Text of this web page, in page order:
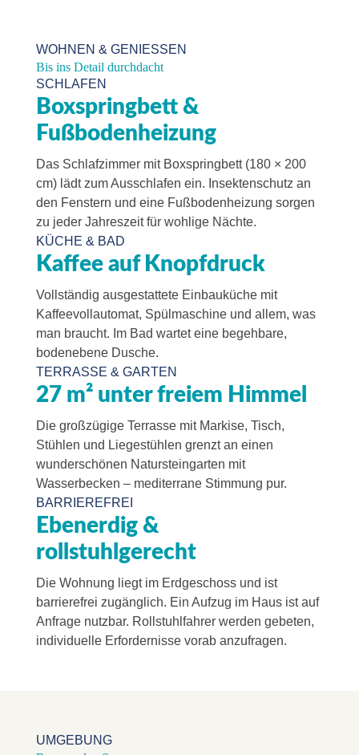
WOHNEN & GENIESSEN
Bis ins Detail durchdacht
SCHLAFEN
Boxspringbett &
Fußbodenheizung
Das Schlafzimmer mit Boxspringbett (180 × 200
cm) lädt zum Ausschlafen ein. Insektenschutz an
den Fenstern und eine Fußbodenheizung sorgen
zu jeder Jahreszeit für wohlige Nächte.
KÜCHE & BAD
Kaffee auf Knopfdruck
Vollständig ausgestattete Einbauküche mit
Kaffeevollautomat, Spülmaschine und allem, was
man braucht. Im Bad wartet eine begehbare,
bodenebene Dusche.
TERRASSE & GARTEN
27 m² unter freiem Himmel
Die großzügige Terrasse mit Markise, Tisch,
Stühlen und Liegestühlen grenzt an einen
wunderschönen Natursteingarten mit
Wasserbecken – mediterrane Stimmung pur.
BARRIEREFREI
Ebenerdig &
rollstuhlgerecht
Die Wohnung liegt im Erdgeschoss und ist
barrierefrei zugänglich. Ein Aufzug im Haus ist auf
Anfrage nutzbar. Rollstuhlfahrer werden gebeten,
individuelle Erfordernisse vorab anzufragen.
UMGEBUNG